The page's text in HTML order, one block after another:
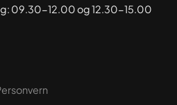
09.30-12.00 og 12.30-15.00